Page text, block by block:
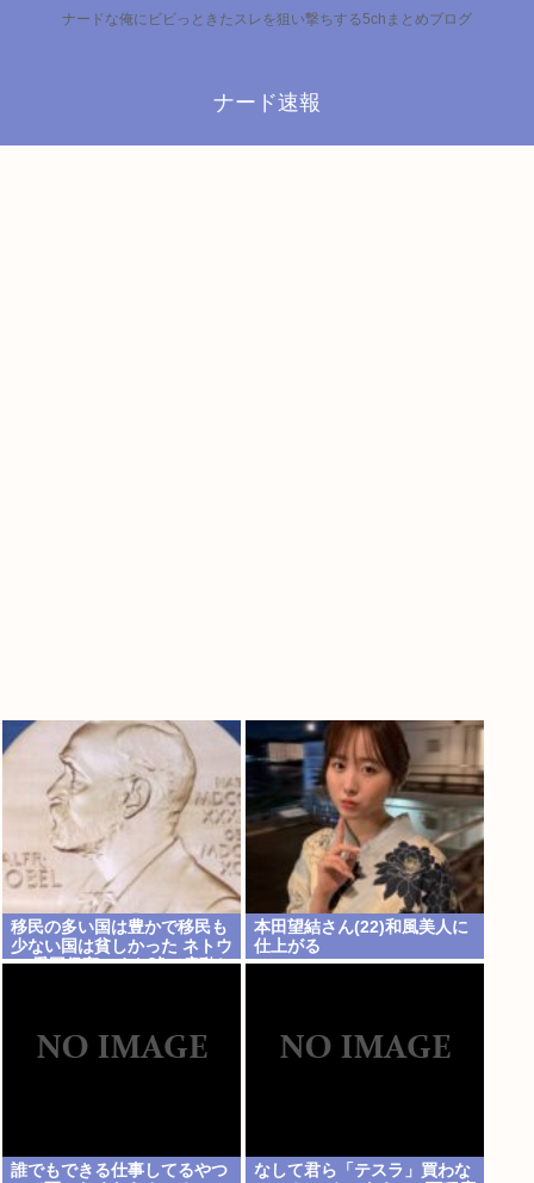
ナードな俺にビビっときたスレを狙い撃ちする5chまとめブログ
ナード速報
移民の多い国は豊かで移民も
少ない国は貧しかった ネトウ
ヨ 愛国保守、また嘘で扇動し
本田望結さん(22)和風美人に
仕上がる
誰でもできる仕事してるやつ
なして君ら「テスラ」買わな